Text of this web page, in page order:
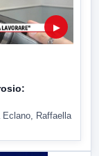
▶
Eclano, Raffaella